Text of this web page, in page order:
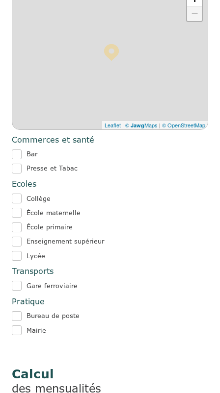
−
Leaflet | © JawgMaps | © OpenStreetMap
Commerces et santé
Bar
Presse et Tabac
Ecoles
Collège
École maternelle
École primaire
Enseignement supérieur
Lycée
Transports
Gare ferroviaire
Pratique
Bureau de poste
Mairie
Calcul
des mensualités